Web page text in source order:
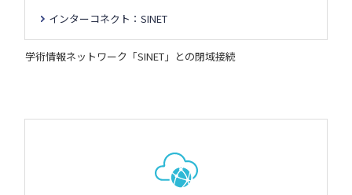
インターコネクト：SINET
学術情報ネットワーク「SINET」との閉域接続